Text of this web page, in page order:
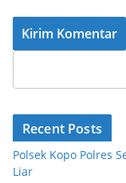
Recent Posts
Polsek Kopo Polres
Liar